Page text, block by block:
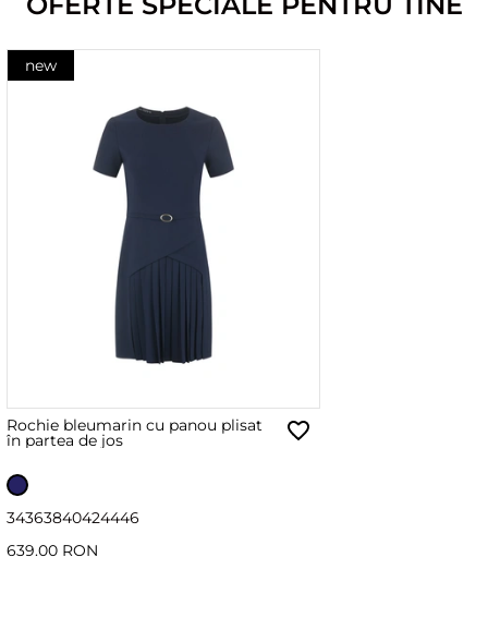
new
Rochie bleumarin cu panou plisat
în partea de jos
34363840424446
639.00 RON